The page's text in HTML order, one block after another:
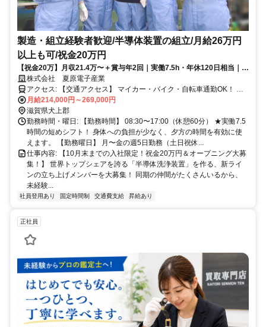
製造・組立経験者歓迎/半導体装置の組立/月給26万円
以上も可/祝金20万円
【祝金20万】月収21.4万〜＋賞与年2回｜実働7.5h・年休120日相当｜
Wi-Fi・食堂完備
株式会社 夏原電子産業
アクセス: 【交通アクセス】 マイカー・バイク・自転車通勤OK！ 無
料駐車場を完備しています。（工場のすぐそばで通勤ラクラク！）
交通費規定支給 ガソリン代もしっかりサポートします。 （上限
20,000円/月｜片道距離×35円×日数で算出） * 2km以上から支給対象
となります。
月給214,000円～269,000円
滋賀県犬上郡
勤務時間・曜日: 【勤務時間】 08:30〜17:00（休憩60分） ★実働7.5
時間の短めシフト！ 身体への負担が少なく、夕方の時間を有効に使
えます。 【勤務曜日】 月〜金の週5日勤務（土日祝休...
仕事内容: 【10月末までの入社限定！祝金20万円＆オープニング大募
集！】 世界トップシェアを誇る「半導体洗浄装置」を作る、新ライ
ンの立ち上げメンバーを大募集！ 同期の仲間がたくさんいるから、
未経験...
社員登用あり 固定時間制 交通費支給 昇給あり
正社員